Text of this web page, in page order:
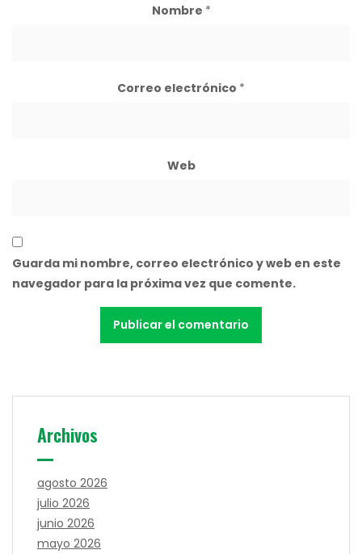
Nombre *
Correo electrónico *
Web
Guarda mi nombre, correo electrónico y web en este
navegador para la próxima vez que comente.
Archivos
agosto 2026
julio 2026
junio 2026
mayo 2026